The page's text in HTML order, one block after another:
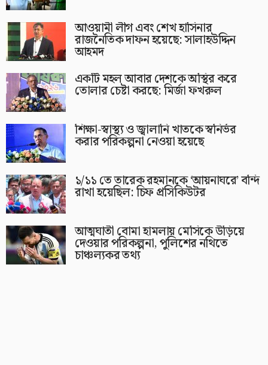
আওয়ামী লীগ এবং শেখ হাসিনার
রাজনৈতিক দাফন হয়েছে: সালাহউদ্দিন
আহমদ
একটি মহল আবার দেশকে অস্থির করে
তোলার চেষ্টা করছে: মির্জা ফখরুল
শিক্ষা-স্বাস্থ্য ও জ্বালানি খাতকে স্বনির্ভর
করার পরিকল্পনা নেওয়া হয়েছে
১/১১ তে তারেক রহমানকে ‘আয়নাঘরে’ বন্দি
রাখা হয়েছিল: চিফ প্রসিকিউটর
আত্মঘাতী বোমা হামলায় মেসিকে উড়িয়ে
দেওয়ার পরিকল্পনা, পুলিশের নথিতে
চাঞ্চল্যকর তথ্য